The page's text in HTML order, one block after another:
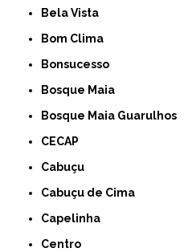
Bela Vista
Bom Clima
Bonsucesso
Bosque Maia
Bosque Maia Guarulhos
CECAP
Cabuçu
Cabuçu de Cima
Capelinha
Centro